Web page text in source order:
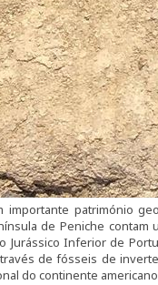
património
de Peniche contam
Jurássico Inferior de
de fósseis de
do continente